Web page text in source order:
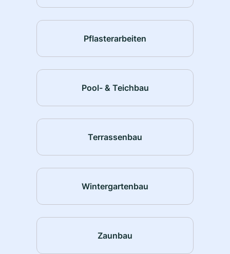
Pflasterarbeiten
Pool- & Teichbau
Terrassenbau
Wintergartenbau
Zaunbau